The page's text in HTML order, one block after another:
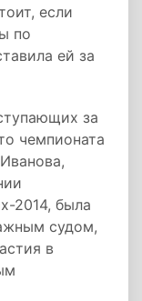
если
по
ей за
за
чемпионата
2014, была
судом,
в